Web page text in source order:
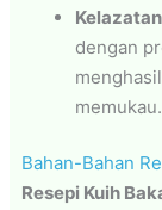
dengan
memukau.
Bahan-Bahan
Resepi Kuih